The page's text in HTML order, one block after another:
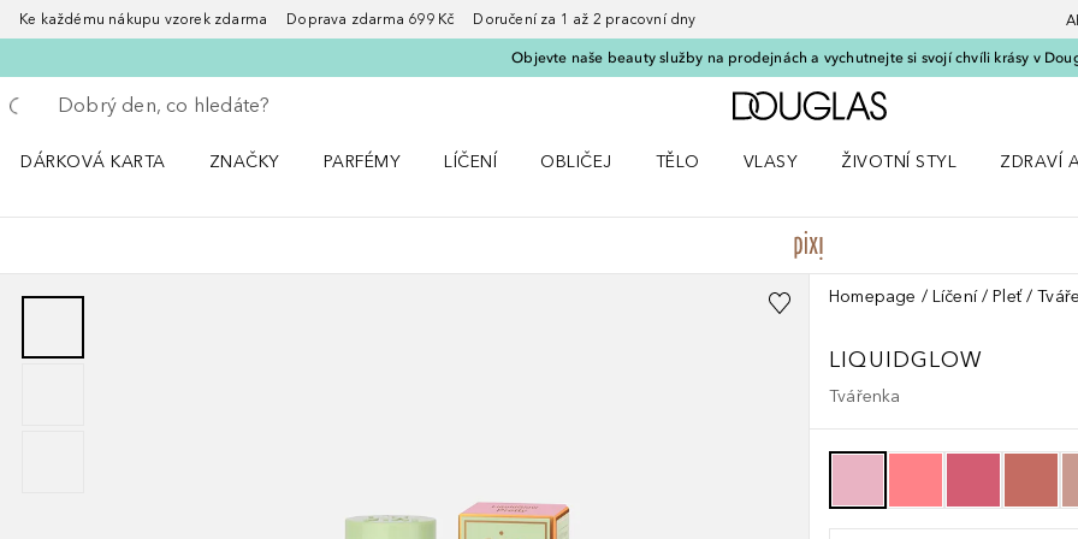
Ke každému nákupu vzorek zdarma Doprava zdarma 699 Kč Doručení za 1 až 2 pracovní dny
Objevte naše beauty služby na prodejnách a vychutnejte si svojí chvíli krásy v
Vraťte se
Proveďte vyhledávání
Domů
DÁRKOVÁ KARTA
ZNAČKY
PARFÉMY
LÍČENÍ
OBLIČEJ
TĚLO
VLASY
ŽIVOTNÍ STYL
ZDRAVÍ
Homepage Líčení Pleť
LIQUIDGLOW
Tvářenka